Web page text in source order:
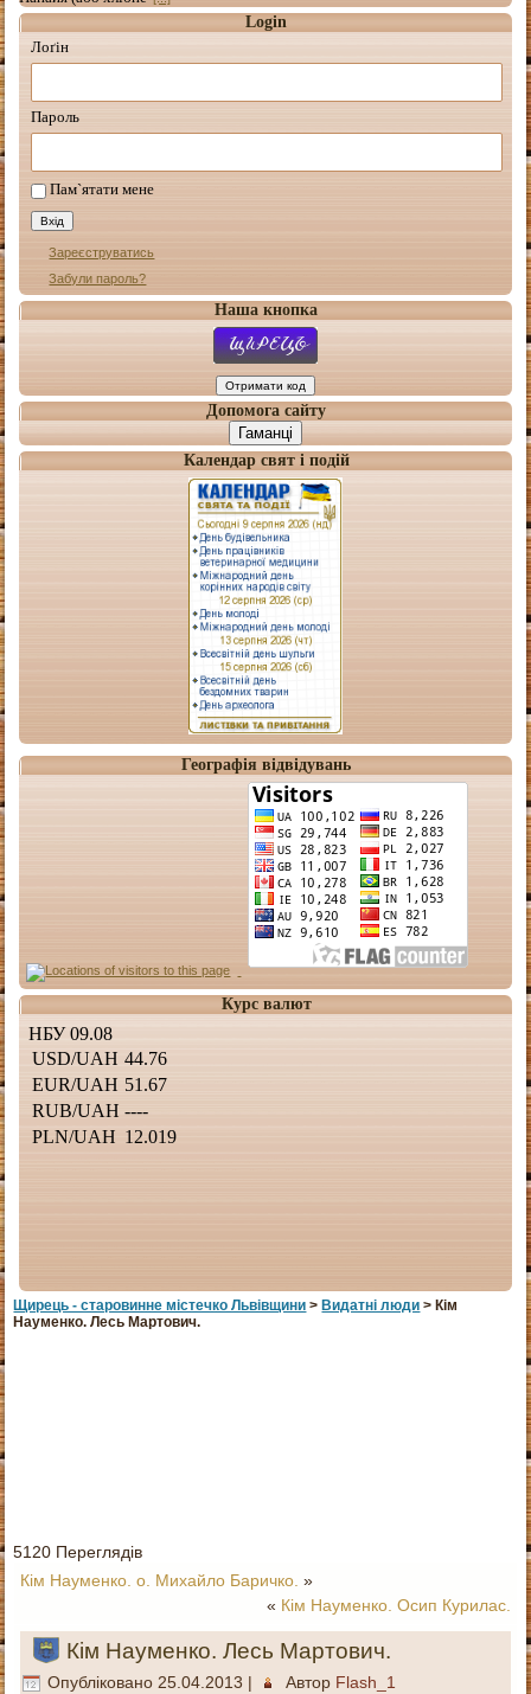
Login
Лоґін
Пароль
Пам`ятати мене
Зареєструватись
Забули пароль?
Наша кнопка
Допомога сайту
Гаманці
Календар свят і подій
Географія відвідувань
Курс валют
Щирець - старовинне мiстечко Львiвщини >Видатні люди > Кім
Науменко. Лесь Мартович.
5120 Переглядів
Кім Науменко. о. Михайло Баричко. »
« Кім Науменко. Осип Курилас.
Кім Науменко. Лесь Мартович.
Опубліковано 25.04.2013 | Автор Flash_1